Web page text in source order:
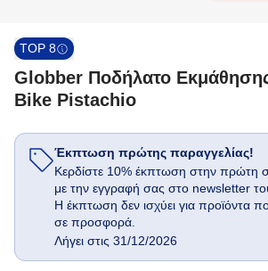
TOP 8
Globber Ποδήλατο
Bike Pistachio
Έκπτωση πρώτης παραγγελίας!
Κερδίστε 10% έκπτωση στην πρώτη
με την εγγραφή σας στο newsletter
Η έκπτωση δεν ισχύει για προϊόντα
σε προσφορά.
Λήγει στις 31/12/2026